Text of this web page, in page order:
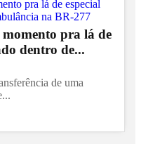
pra lá de
dentro de...
de uma